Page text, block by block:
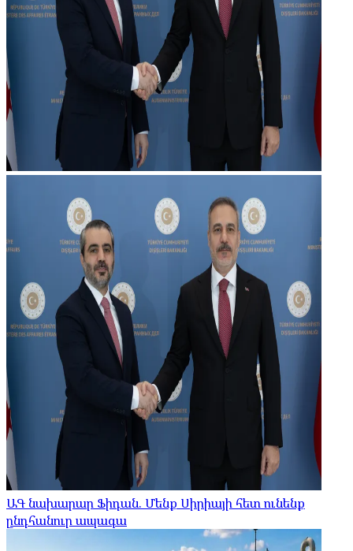
ԱԳ նախարար Ֆիդան. Մենք Սիրիայի հետ ունենք
ընդհանուր ապագա